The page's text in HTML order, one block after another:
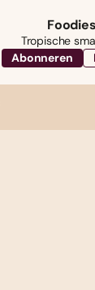
Tropische
Abonneren